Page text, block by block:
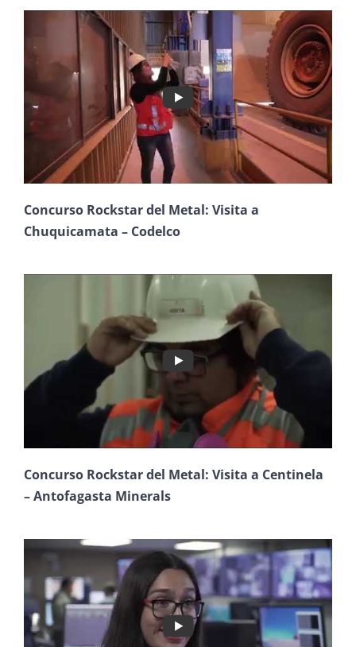
Concurso Rockstar del Metal: Visita a
Chuquicamata – Codelco
Concurso Rockstar del Metal: Visita a Centinela
– Antofagasta Minerals